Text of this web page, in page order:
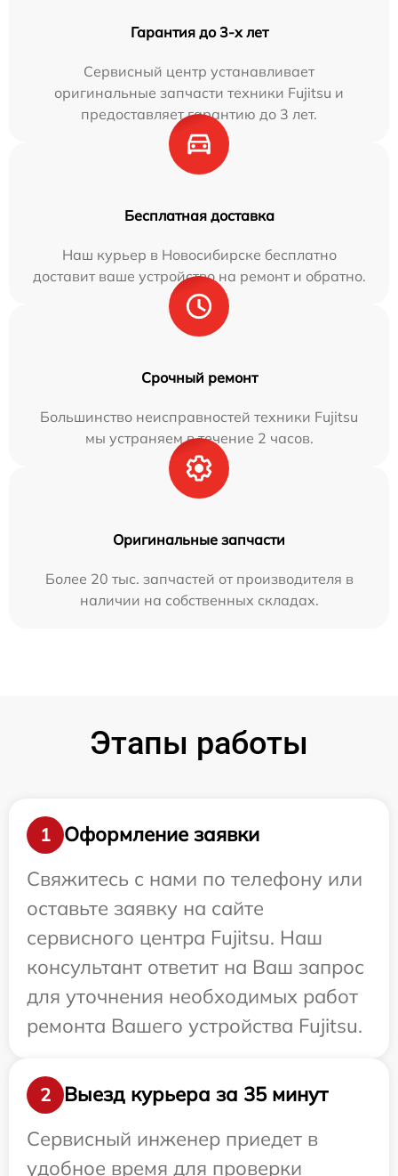
Гарантия до 3-х лет
Сервисный центр устанавливает
оригинальные запчасти техники Fujitsu и
предоставляет гарантию до 3 лет.
Бесплатная доставка
Наш курьер в Новосибирске бесплатно
доставит ваше устройство на ремонт и обратно.
Срочный ремонт
Большинство неисправностей техники Fujitsu
мы устраняем в течение 2 часов.
Оригинальные запчасти
Более 20 тыс. запчастей от производителя в
наличии на собственных складах.
Этапы работы
1
Оформление заявки
Свяжитесь с нами по телефону или
оставьте заявку на сайте
сервисного центра Fujitsu. Наш
консультант ответит на Ваш запрос
для уточнения необходимых работ
ремонта Вашего устройства Fujitsu.
2
Выезд курьера за 35 минут
Сервисный инженер приедет в
удобное время для проверки